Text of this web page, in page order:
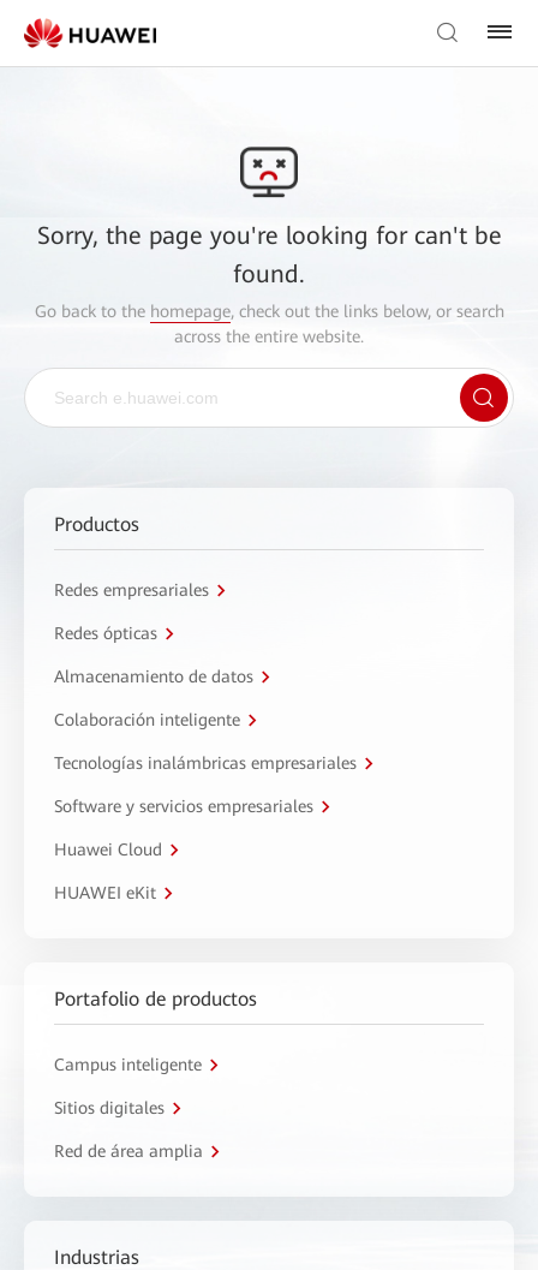
Sorry, the page you're looking for can't be
found.
Go back to the homepage, check out the links below, or search
across the entire website.
Productos
Redes empresariales
Redes ópticas
Almacenamiento de datos
Colaboración inteligente
Tecnologías inalámbricas empresariales
Software y servicios empresariales
Huawei Cloud
HUAWEI eKit
Portafolio de productos
Campus inteligente
Sitios digitales
Red de área amplia
Industrias